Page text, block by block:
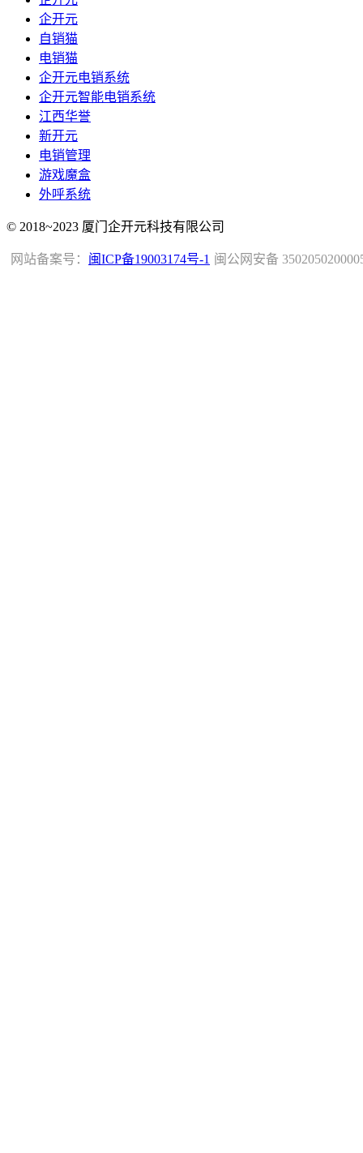
企开元
自销猫
电销猫
企开元电销系统
企开元智能电销系统
江西华誉
新开元
电销管理
游戏魔盒
外呼系统
© 2018~2023 厦门企开元科技有限公司
闽公网安备
网站备案号： 闽ICP备19003174号-1